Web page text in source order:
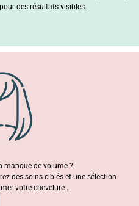
des résultats visibles.
manque de volume ?
des soins ciblés et une sélection
votre chevelure .